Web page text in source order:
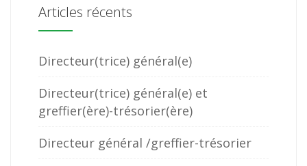
Articles récents
Directeur(trice) général(e)
Directeur(trice) général(e) et
greffier(ère)-trésorier(ère)
Directeur général /greffier-trésorier